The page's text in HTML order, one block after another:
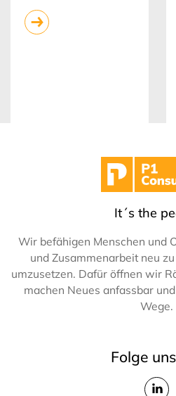
It´s the
Wir befähigen Menschen und
und Zusammenarbeit neu
umzusetzen. Dafür öffnen wir
machen Neues anfassbar
Wege.
Folge